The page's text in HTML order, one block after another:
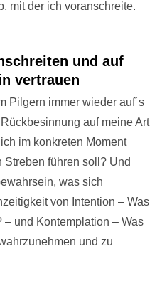
mit der ich voranschreite.
und auf
vertrauen
Pilgern immer wieder auf´s
auf meine Art
im konkreten Moment
führen soll? Und
was sich
von Intention – Was
– und Kontemplation – Was
und zu